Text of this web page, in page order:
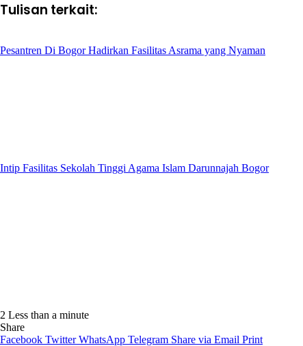
Tulisan terkait:
Pesantren Di Bogor Hadirkan Fasilitas Asrama yang Nyaman
Intip Fasilitas Sekolah Tinggi Agama Islam Darunnajah Bogor
2 Less than a minute
Share
Facebook Twitter WhatsApp Telegram Share via Email Print